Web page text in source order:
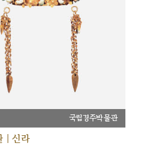
국립경주박물관
| 신라